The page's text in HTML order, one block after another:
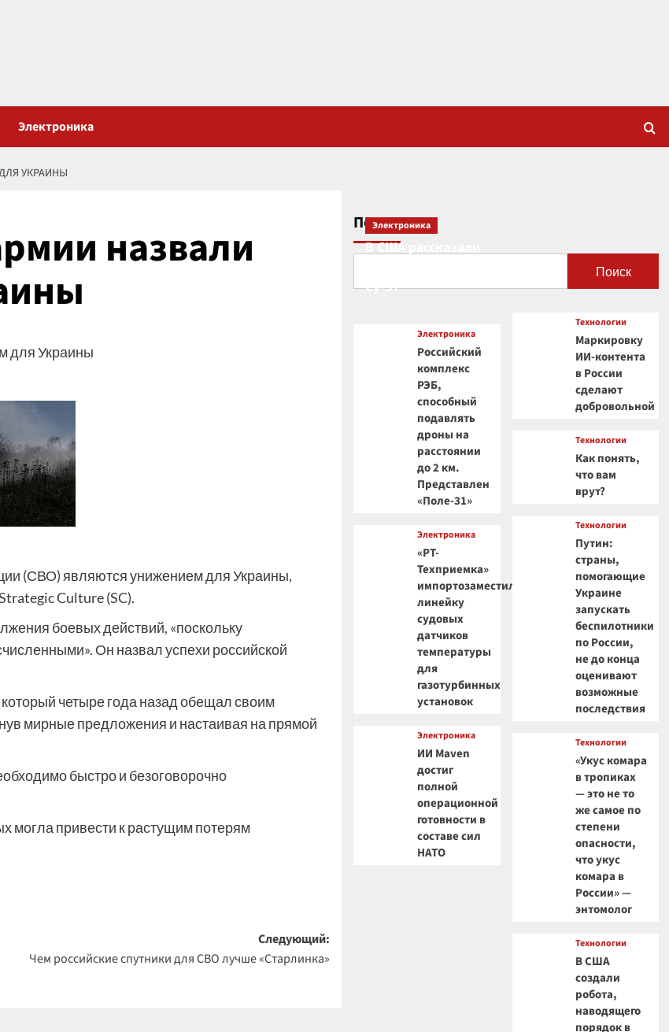
Электроника
УКРАИНЫ
назвали
для Украины
(СВО) являются унижением для Украины,
Culture (SC).
боевых действий, «поскольку
Он назвал успехи российской
четыре года назад обещал своим
мирные предложения и настаивая на прямой
быстро и безоговорочно
могла привести к растущим потерям
Следующий:
Чем российские спутники для СВО лучше «Старлинка»
Поиск
Поиск
Электроника
В США рассказали
Су-57
Электроника
Российский
комплекс
РЭБ,
способный
подавлять
дроны на
расстоянии
до 2 км.
Представлен
«Поле-31»
Электроника
«РТ-
Техприемка»
импортозаместила
линейку
судовых
датчиков
температуры
для
газотурбинных
установок
Электроника
ИИ Maven
достиг
полной
операционной
готовности в
составе сил
НАТО
Технологии
Маркировку
ИИ-контента
в России
сделают
добровольной
Технологии
Как понять,
что вам
врут?
Технологии
Путин:
страны,
помогающие
Украине
запускать
беспилотники
по России,
не до конца
оценивают
возможные
последствия
Технологии
«Укус комара
в тропиках
— это не то
же самое по
степени
опасности,
что укус
комара в
России» —
энтомолог
Технологии
В США
создали
робота,
наводящего
порядок в